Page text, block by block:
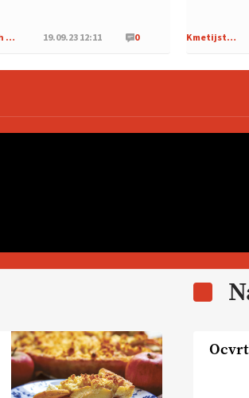
Iz naših krajev 19.09.23 12:11 0 Kmetijstvo Podravja in Pomurja